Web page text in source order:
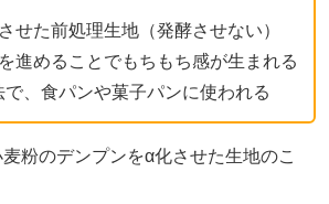
せた前処理生地（発酵させない）
進めることでもちもち感が生まれる
、食パンや菓子パンに使われる
粉のデンプンをα化させた生地のこ